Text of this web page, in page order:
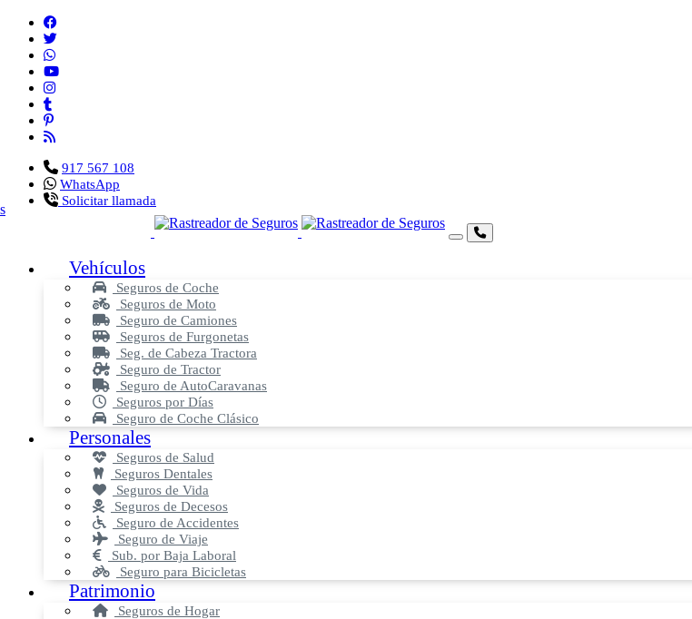
917 567 108
WhatsApp
Solicitar llamada
Vehículos
Seguros de Coche
Seguros de Moto
Seguro de Camiones
Seguros de Furgonetas
Seg. de Cabeza Tractora
Seguro de Tractor
Seguro de AutoCaravanas
Seguros por Días
Seguro de Coche Clásico
Personales
Seguros de Salud
Seguros Dentales
Seguros de Vida
Seguros de Decesos
Seguro de Accidentes
Seguro de Viaje
Sub. por Baja Laboral
Seguro para Bicicletas
Patrimonio
Seguros de Hogar